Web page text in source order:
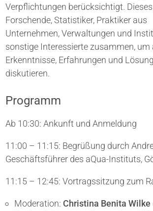
Verpflichtungen berücksichtigt.
Forschende, Statistiker, Praktiker aus
Unternehmen, Verwaltungen und
sonstige Interessierte zusammen, um
Erkenntnisse, Erfahrungen und
diskutieren.
Programm
Ab 10:30: Ankunft und Anmeldung
11:00 – 11:15: Begrüßung durch
Geschäftsführer des aQua-Instituts,
11:15 – 12:45: Vortragssitzung zum
Moderation: Christina Benita Wilke